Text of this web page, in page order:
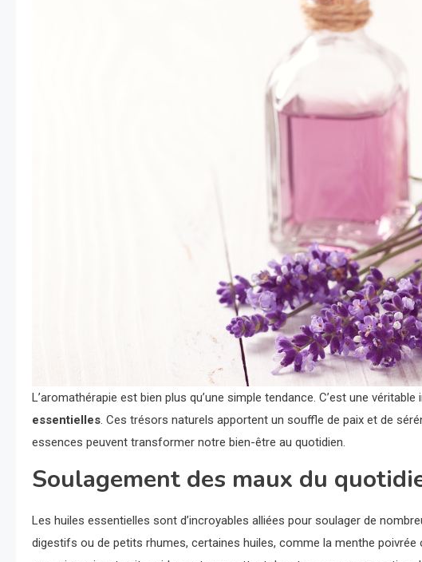
L’aromathérapie est bien plus qu’une simple tendance. C’est une
essentielles. Ces trésors naturels apportent un souffle de paix et de
essences peuvent transformer notre bien-être au quotidien.
Soulagement des maux du
Les huiles essentielles sont d’incroyables alliées pour soulager de
digestifs ou de petits rhumes, certaines huiles, comme la menthe